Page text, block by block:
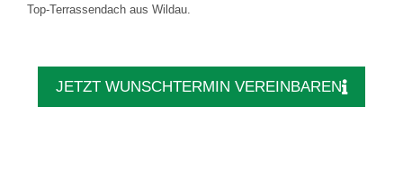
Top-Terrassendach aus Wildau.
JETZT WUNSCHTERMIN VEREINBAREN